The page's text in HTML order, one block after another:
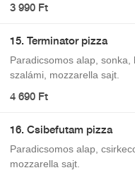
3 990 Ft
15. Terminator pizza
Paradicsomos alap,
szalámi, mozzarella sajt.
4 690 Ft
16. Csibefutam pizza
Paradicsomos alap,
mozzarella sajt.